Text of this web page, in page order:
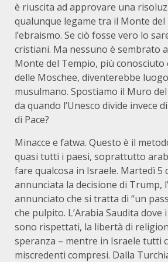
è riuscita ad approvare una
qualunque legame tra il Monte del
l’ebraismo. Se ciò fosse vero lo
cristiani. Ma nessuno è sembrato
Monte del Tempio, più conosciuto
delle Moschee, diventerebbe
musulmano. Spostiamo il Muro
da quando l’Unesco divide invece
di Pace?
Minacce e fatwa. Questo è il
quasi tutti i paesi, soprattutto
fare qualcosa in Israele. Martedì 5
annunciata la decisione di Trump,
annunciato che si tratta di “un
che pulpito. L’Arabia Saudita
sono rispettati, la libertà di
speranza – mentre in Israele tutti
miscredenti compresi. Dalla